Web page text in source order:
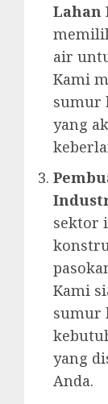
Lahan
air
Kami
sumur
yang
sektor
Kami
sumur
yang
Anda.